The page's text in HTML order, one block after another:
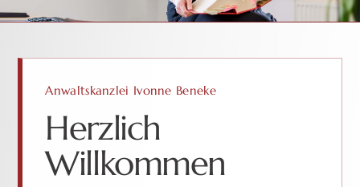
Anwaltskanzlei Ivonne Beneke
Herzlich
Willkommen